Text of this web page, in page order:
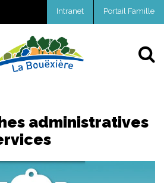
Intranet Portail Famille
administratives